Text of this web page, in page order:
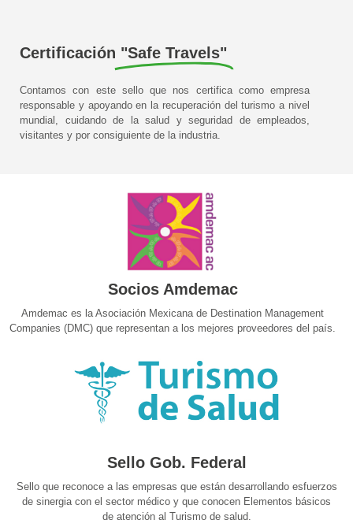
Certificación "Safe Travels"
Contamos con este sello que nos certifica como empresa
responsable y apoyando en la recuperación del turismo a nivel
mundial, cuidando de la salud y seguridad de empleados,
visitantes y por consiguiente de la industria.
Socios Amdemac
Amdemac es la Asociación Mexicana de Destination Management
Companies (DMC) que representan a los mejores proveedores del país.
Sello Gob. Federal
Sello que reconoce a las empresas que están desarrollando esfuerzos
de sinergia con el sector médico y que conocen Elementos básicos
de atención al Turismo de salud.